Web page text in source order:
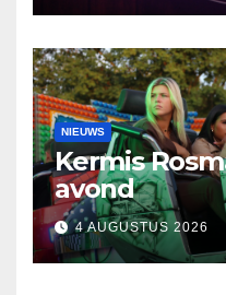
NIEUWS
Kermis
avond
4 AUGUSTUS 2026